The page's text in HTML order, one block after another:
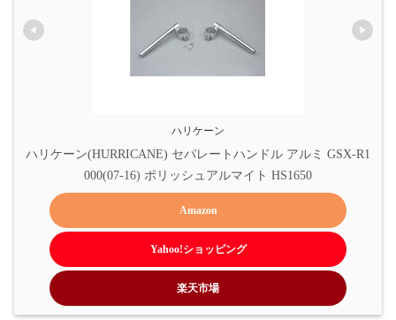
ハリケーン
ハリケーン(HURRICANE) セパレートハンドル アルミ GSX-R1
000(07-16) ポリッシュアルマイト HS1650
Amazon
Yahoo!ショッピング
楽天市場